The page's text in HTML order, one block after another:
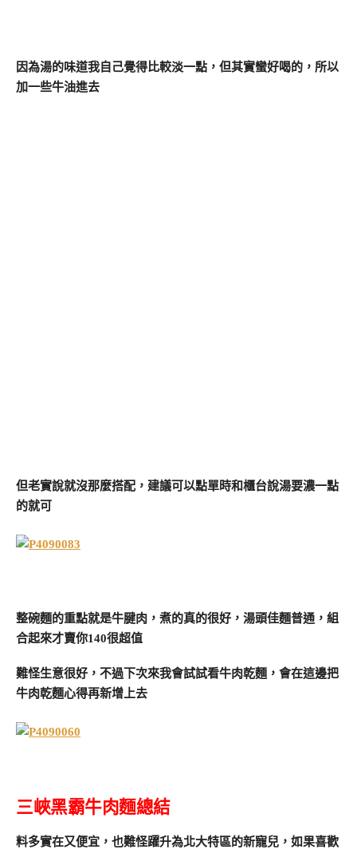
因為湯的味道我自己覺得比較淡一點，但其實蠻好喝的，所以
加一些牛油進去
但老實說就沒那麼搭配，建議可以點單時和櫃台說湯要濃一點
的就可
整碗麵的重點就是牛腱肉，煮的真的很好，湯頭佳麵普通，組
合起來才賣你140很超值
難怪生意很好，不過下次來我會試試看牛肉乾麵，會在這邊把
牛肉乾麵心得再新增上去
三峽黑霸牛肉麵總結
料多實在又便宜，也難怪躍升為北大特區的新寵兒，如果喜歡